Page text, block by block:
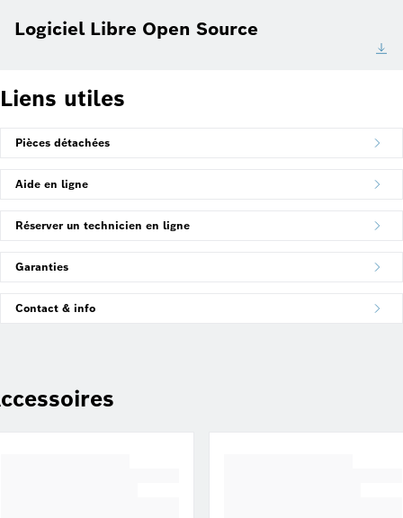
Logiciel Libre Open Source
Liens utiles
Pièces détachées
Aide en ligne
Réserver un technicien en ligne
Garanties
Contact & info